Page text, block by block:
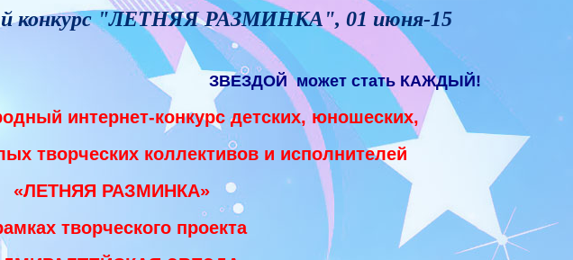
конкурс "ЛЕТНЯЯ РАЗМИНКА", 01 июня-15
ЗВЕЗДОЙ может стать КАЖДЫЙ!
интернет-конкурс детских, юношеских,
творческих коллективов и исполнителей
«ЛЕТНЯЯ РАЗМИНКА»
творческого проекта